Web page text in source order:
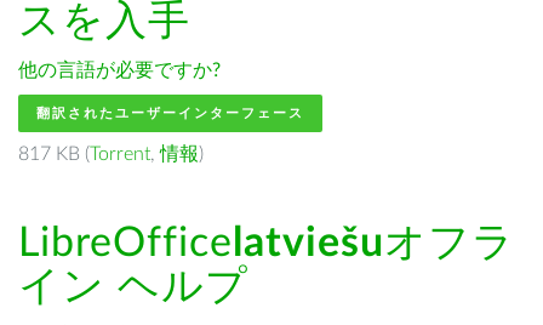
スを入手
他の言語が必要ですか?
翻訳されたユーザーインターフェース
817 KB (Torrent,情報)
LibreOffice latviešuオフラ
イン ヘルプ